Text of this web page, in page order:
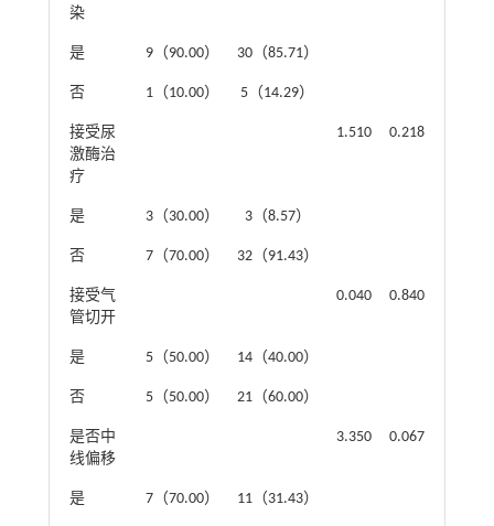
染
是 9（90.00） 30（85.71）
否 1（10.00） 5（14.29）
接受尿
激酶治
疗
1.510 0.218
是 3（30.00） 3（8.57）
否 7（70.00） 32（91.43）
接受气
管切开
0.040 0.840
是 5（50.00） 14（40.00）
否 5（50.00） 21（60.00）
是否中
线偏移
3.350 0.067
是 7（70.00） 11（31.43）